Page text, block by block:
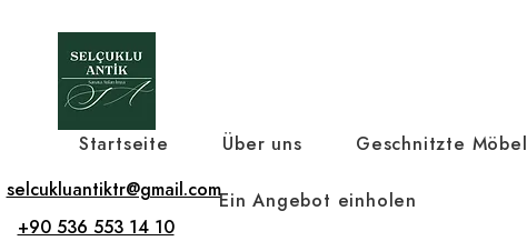
selcukluantiktr@gmail.com
+90 536 553 14 10
Startseite Über uns Geschnitzte Möbel
Ein Angebot einholen